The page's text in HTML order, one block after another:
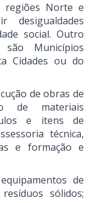
regiões Norte e
social. Outro
Municípios
Cidades ou do
de obras de
de materiais
e itens de
técnica,
e formação e
de
sólidos;